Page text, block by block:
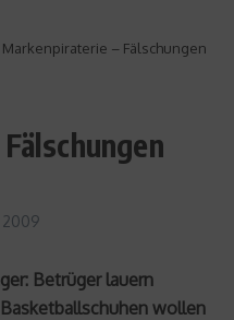
Markenpiraterie – Fälschungen
2009
Betrüger lauern
wollen